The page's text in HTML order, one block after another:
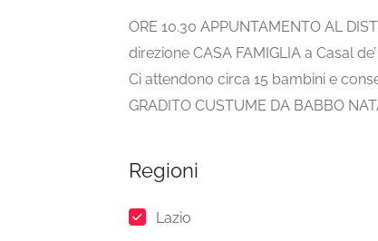
ORE 10.30 APPUNTAMENTO AL
direzione CASA FAMIGLIA a Casal de’
Ci attendono circa 15 bambini e
GRADITO CUSTUME DA BABBO
Regioni
Lazio